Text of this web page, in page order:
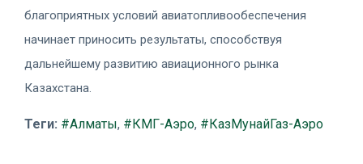
благоприятных условий авиатопливообеспечения
начинает приносить результаты, способствуя
дальнейшему развитию авиационного рынка
Казахстана.
Теги: #Алматы, #КМГ-Аэро, #КазМунайГаз-Аэро